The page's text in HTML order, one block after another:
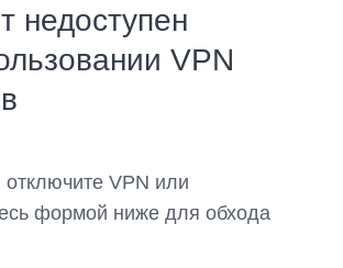
недоступен
VPN
VPN или
формой ниже для обхода